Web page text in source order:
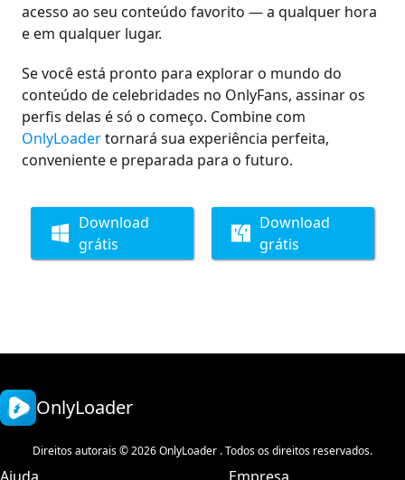
acesso ao seu conteúdo favorito — a qualquer hora
e em qualquer lugar.
Se você está pronto para explorar o mundo do
conteúdo de celebridades no OnlyFans, assinar os
perfis delas é só o começo. Combine com
OnlyLoadertornará sua experiência perfeita,
conveniente e preparada para o futuro.
Download
grátis
Download
grátis
OnlyLoader
Direitos autorais © 2026 OnlyLoader . Todos os direitos reservados.